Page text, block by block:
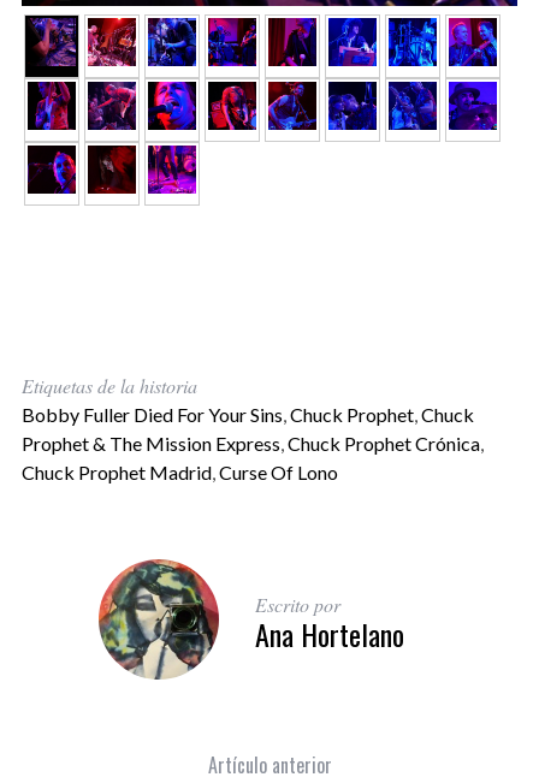
Etiquetas de la historia
Bobby Fuller Died For Your Sins Chuck Prophet, Chuck
Prophet & The Mission Express Chuck Prophet Crónica,
Chuck Prophet Madrid, Curse Of Lono
Escrito por
Ana Hortelano
Artículo anterior